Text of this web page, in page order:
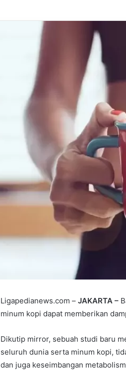
Ligapedianews.com – JAKARTA –
minum kopi dapat memberikan
Dikutip mirror, sebuah studi baru
seluruh dunia serta minum kopi,
dan juga keseimbangan